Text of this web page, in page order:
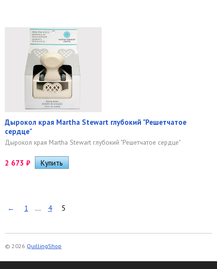
Дырокол края Martha Stewart глубокий "Решетчатое
сердце"
Дырокол края Martha Stewart глубокий "Решетчатое сердце"
2 673 ₽
← 1 ... 4 5
© 2026 QuillingShop